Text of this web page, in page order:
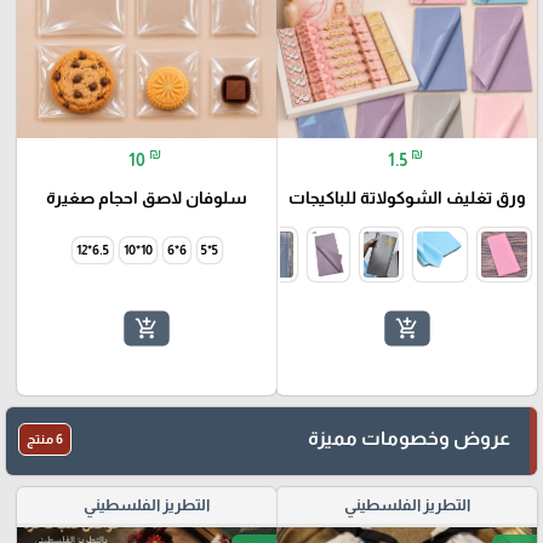
1.5 ₪
ورق تغليف الشوكولاتة للباكيجات
add_shopping_cart
10 ₪
سلوفان لاصق احجام صغيرة
5*5
6*6
10*10
6.5*12
add_shopping_cart
عروض وخصومات مميزة 6 منتج
التطريز الفلسطيني التطريز الفلسطيني